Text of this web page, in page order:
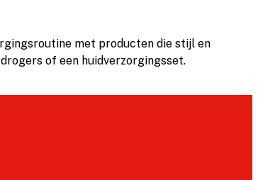
met producten die stijl en
of een huidverzorgingsset.